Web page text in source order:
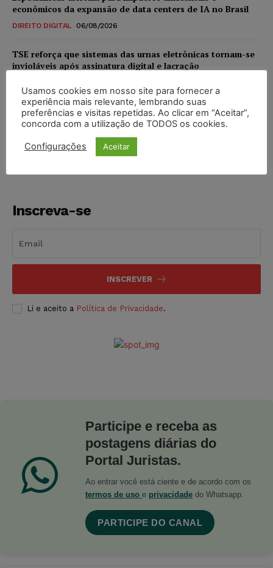
econômicos da expansão de data centers de IA no Brasil
DIREITO DIGITAL 06/08/2026
TSE reforça que sistemas das urnas eletrônicas tornam-se
invioláveis após assinatura digital e lacração
STF inicia julgamento sobre constitucionalidade da
proibição dos jogos de azar no Brasil
Inscreva-se
INSCREVER
Li e aceito a Política de Privacidade.
Participe e receba as
postagens diárias do
Portal Juristas.
Ao entrar você está ciente e de acordo com os
termos de uso e privacidade do Whatsapp.
PARTICIPE DO CANAL
Usamos cookies em nosso site para fornecer a
experiência mais relevante, lembrando suas
preferências e visitas repetidas. Ao clicar em “Aceitar”,
concorda com a utilização de TODOS os cookies.
Configurações Aceitar